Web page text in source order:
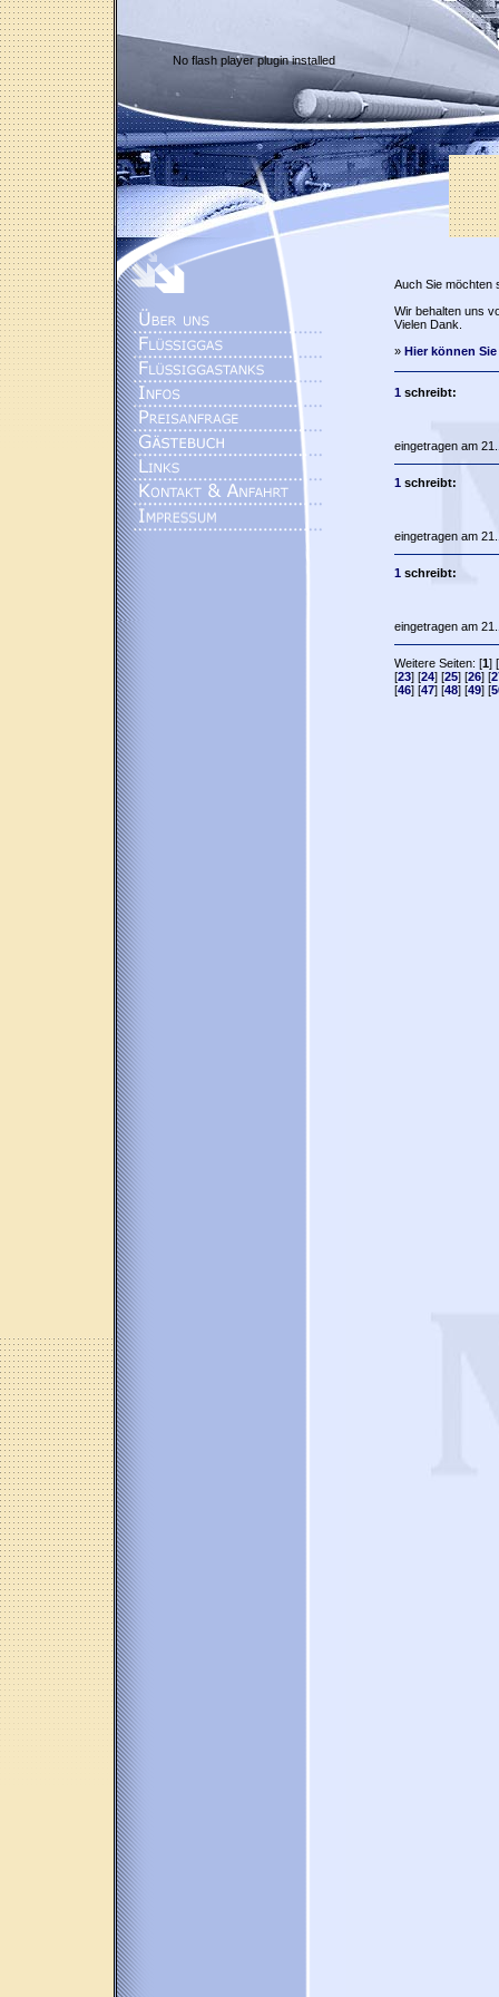
No flash player plugin installed
Auch Sie möchten
Wir behalten uns
Vielen Dank.
» Hier können
1schreibt:
eingetragen am
1schreibt:
eingetragen am
1schreibt:
eingetragen am
Weitere Seiten: [1] [
[23] [24] [25] [26] [
[46] [47] [48] [49] [